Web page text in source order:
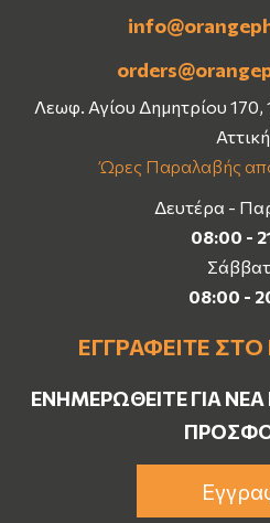
Λεωφ. Αγίου Δημητρίου 170,
Ώρες Παραλαβής
Δευτέρα -
08:00 -
08:00 -
ΕΓΓΡΑΦΕΊΤΕ ΣΤΟ
ΕΝΗΜΕΡΩΘΕΊΤΕ ΓΙΑ ΝΈΑ